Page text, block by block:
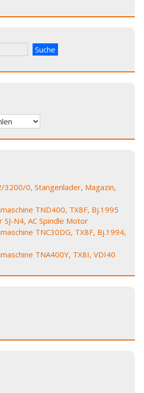
3200/0, Stangenlader, Magazin,
TND400, TX8F, Bj.1995
N4, AC Spindle Motor
TNC30DG, TX8F, Bj.1994,
TNA400Y, TX8I, VDI40